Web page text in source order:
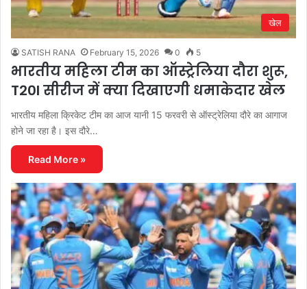
खेल
SATISH RANA February 15, 2026 0 5
भारतीय महिला टीम का ऑस्ट्रेलिया दौरा शुरू,
T20I सीरीज में क्या दिखाएगी धमाकेदार खेल
भारतीय महिला क्रिकेट टीम का आज यानी 15 फरवरी से ऑस्ट्रेलिया दौरे का आगाज
होने जा रहा है। इस दौरे…
Read More »